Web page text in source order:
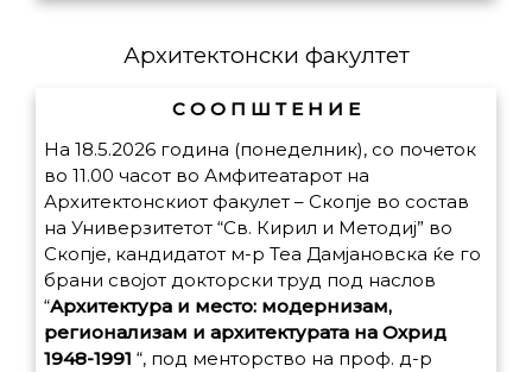
Архитектонски факултет
С О О П Ш Т Е Н И Е
На 18.5.2026 година (понеделник), со почеток
во 11.00 часот во Амфитеатарот на
Архитектонскиот факулет – Скопје во состав
на Универзитетот “Св. Кирил и Методиј” во
Скопје, кандидатот м-р Теа Дамјановска ќе го
брани својот докторски труд под наслов
“Архитектура и место: модернизам,
регионализам и архитектурата на Охрид
1948-1991 “, под менторство на проф. д-р